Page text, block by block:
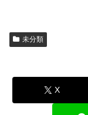
未分類
X